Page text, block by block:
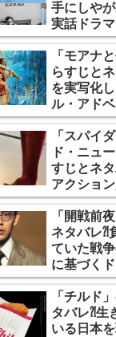
手にしや
実話ドラマ
「モアナ
らすじと
を実写化
ル・アドベ
「スパイ
ド・ニュ
すじとネ
アクショ
幕。
「開戦前
ネタバレ⁈
ていた戦
に基づくド
「チルド
タバレ⁈生
いる日本